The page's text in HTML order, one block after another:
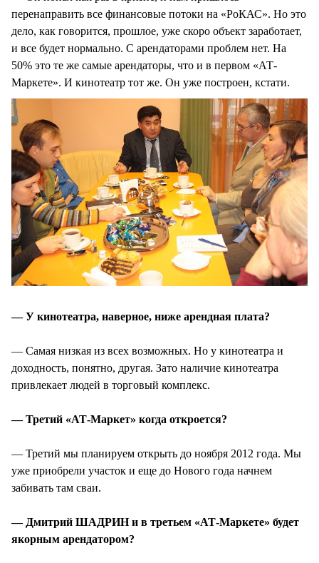
перенаправить все финансовые потоки на «РоКАС». Но это
дело, как говорится, прошлое, уже скоро объект заработает,
и все будет нормально. С арендаторами проблем нет. На
50% это те же самые арендаторы, что и в первом «АТ-
Маркете». И кинотеатр тот же. Он уже построен, кстати.
— У кинотеатра, наверное, ниже арендная плата?
— Самая низкая из всех возможных. Но у кинотеатра и
доходность, понятно, другая. Зато наличие кинотеатра
привлекает людей в торговый комплекс.
— Третий «АТ-Маркет» когда откроется?
— Третий мы планируем открыть до ноября 2012 года. Мы
уже приобрели участок и еще до Нового года начнем
забивать там сваи.
— Дмитрий ШАДРИН и в третьем «АТ-Маркете» будет
якорным арендатором?